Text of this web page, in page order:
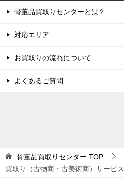
骨董品買取りセンターとは？
対応エリア
お買取りの流れについて
よくあるご質問
骨董品買取りセンター TOP
買取り（古物商・古美術商）サービス